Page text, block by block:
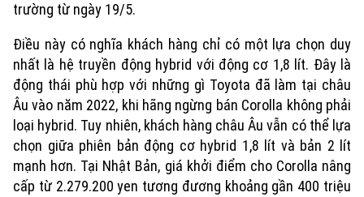
trường từ ngày 19/5.
Điều này có nghĩa khách hàng chỉ có một lựa chọn duy
nhất là hệ truyền động hybrid với động cơ 1,8 lít. Đây là
động thái phù hợp với những gì Toyota đã làm tại châu
Âu vào năm 2022, khi hãng ngừng bán Corolla không phải
loại hybrid. Tuy nhiên, khách hàng châu Âu vẫn có thể lựa
chọn giữa phiên bản động cơ hybrid 1,8 lít và bản 2 lít
mạnh hơn. Tại Nhật Bản, giá khởi điểm cho Corolla nâng
cấp từ 2.279.200 yen tương đương khoảng gần 400 triệu